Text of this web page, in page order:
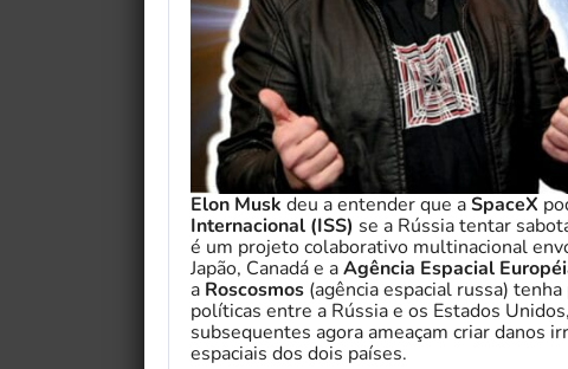
Elon Musk deu a entender que aSpaceX
Internacional (ISS) se a Rússia tentar
é um projeto colaborativo multinacional
Japão, Canadá e aAgência Espacial
a Roscosmos (agência espacial russa)
políticas entre a Rússia e os Estados
subsequentes agora ameaçam criar danos
espaciais dos dois países.